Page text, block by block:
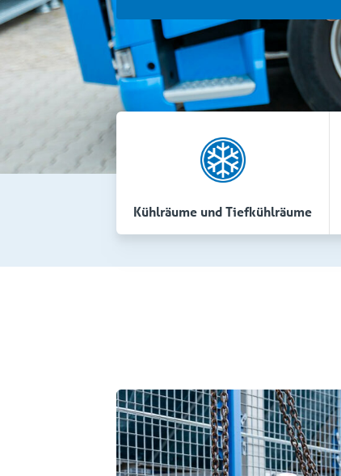
Kühlräume und Tiefkühlräume